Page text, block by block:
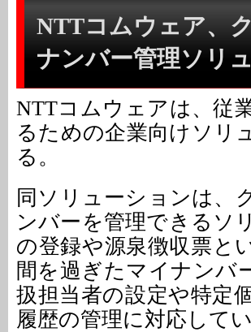
NTTコムウェア、
ナンバー管理ソリ
NTTコムウェアは、従
るための企業向けソリ
る。
同ソリューションは、
ンバーを管理できるソ
の登録や源泉徴収票と
間を過ぎたマイナンバ
扱担当者の設定や特定
履歴の管理に対応してい